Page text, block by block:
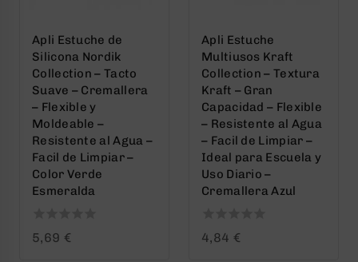
Apli Estuche de
Silicona Nordik
Collection – Tacto
Suave – Cremallera
– Flexible y
Moldeable –
Resistente al Agua –
Facil de Limpiar –
Color Verde
Esmeralda
0
5,69 €
Apli Estuche
Multiusos Kraft
Collection – Textura
Kraft – Gran
Capacidad – Flexible
– Resistente al Agua
– Facil de Limpiar –
Ideal para Escuela y
Uso Diario –
Cremallera Azul
0
4,84 €